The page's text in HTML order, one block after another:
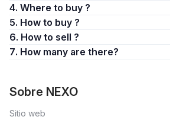
4. Where to buy ?
5. How to buy ?
6. How to sell ?
7. How many are there?
Sobre NEXO
Sitio web